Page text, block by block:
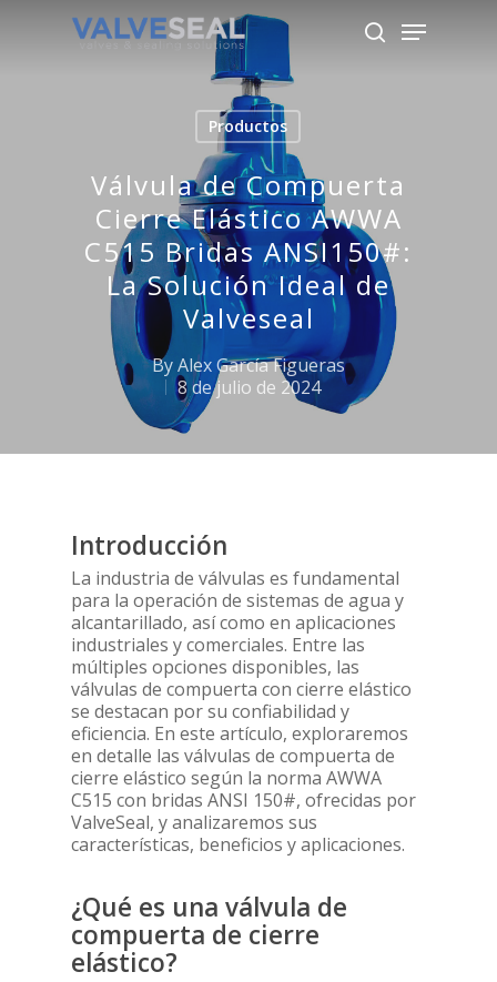
Hit enter to search or ESC to close
Productos
Válvula de Compuerta
Cierre Elástico AWWA
C515 Bridas ANSI150#:
La Solución Ideal de
Valveseal
ByAlex García Figueras
8 de julio de 2024
Introducción
La industria de válvulas es fundamental
para la operación de sistemas de agua y
alcantarillado, así como en aplicaciones
industriales y comerciales. Entre las
múltiples opciones disponibles, las
válvulas de compuerta con cierre elástico
se destacan por su confiabilidad y
eficiencia. En este artículo, exploraremos
en detalle las válvulas de compuerta de
cierre elástico según la norma AWWA
C515 con bridas ANSI 150#, ofrecidas por
ValveSeal, y analizaremos sus
características, beneficios y aplicaciones.
¿Qué es una válvula de
compuerta de cierre
elástico?